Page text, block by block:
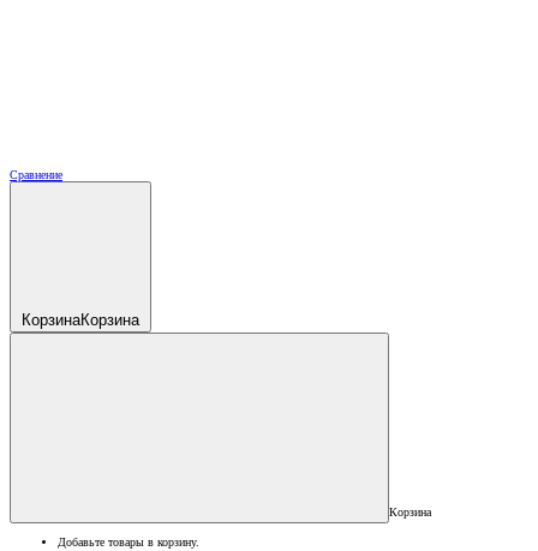
Сравнение
КорзинаКорзина
Корзина
Добавьте товары в корзину.